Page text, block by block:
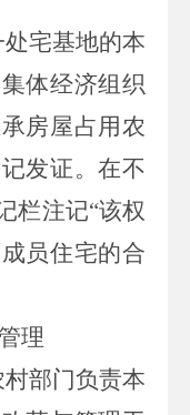
宅基地的本
体经济组织
房屋占用农
发证。在不
栏注记“该权
员住宅的合
理
部门负责本